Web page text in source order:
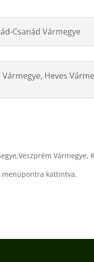
Csanád Vármegye
Heves
Vármegye,
menüpontra kattintva.